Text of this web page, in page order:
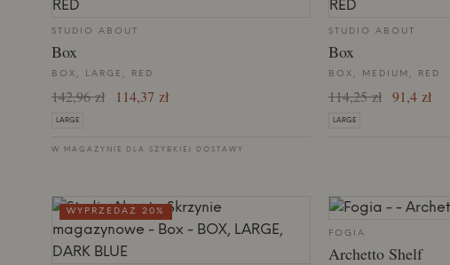
STUDIO ABOUT
Box
BOX, LARGE, RED
142,96 zł 114,37 zł
LARGE
W MAGAZYNIE DLA SZYBKIEJ DOSTAWY
STUDIO ABOUT
Box
BOX, MEDIUM, RED
114,25 zł 91,4 zł
LARGE
WYPRZEDAŻ 20%
FOGIA
Archetto Shelf